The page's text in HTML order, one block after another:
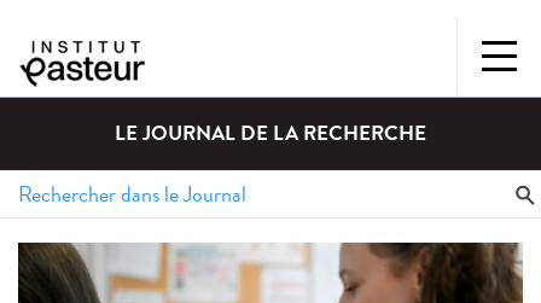
LE JOURNAL DE LA RECHERCHE